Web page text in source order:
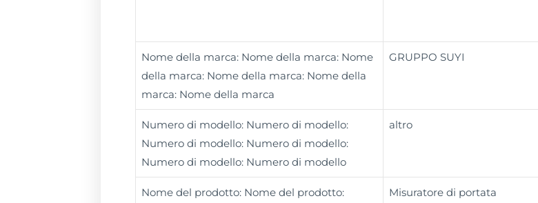
Nome della marca: Nome della marca: Nome
della marca: Nome della marca: Nome della
marca: Nome della marca
GRUPPO SUYI
Numero di modello: Numero di modello:
Numero di modello: Numero di modello:
Numero di modello: Numero di modello
altro
Nome del prodotto: Nome del prodotto:
Misuratore di portata